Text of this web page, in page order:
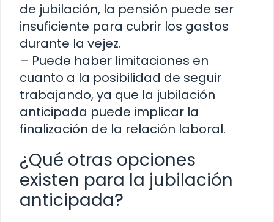
de jubilación, la pensión puede ser
insuficiente para cubrir los gastos
durante la vejez.
– Puede haber limitaciones en
cuanto a la posibilidad de seguir
trabajando, ya que la jubilación
anticipada puede implicar la
finalización de la relación laboral.
¿Qué otras opciones
existen para la jubilación
anticipada?